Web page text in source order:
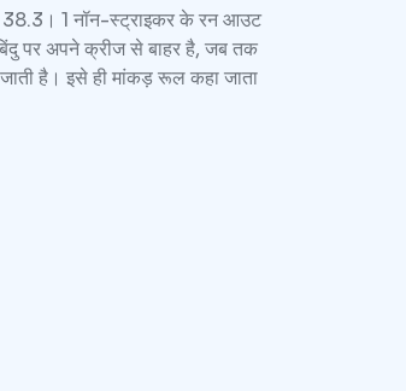
38.3। 1 नॉन-स्ट्राइकर के रन आउट
पर अपने क्रीज से बाहर है, जब तक
है। इसे ही मांकड़ रूल कहा जाता